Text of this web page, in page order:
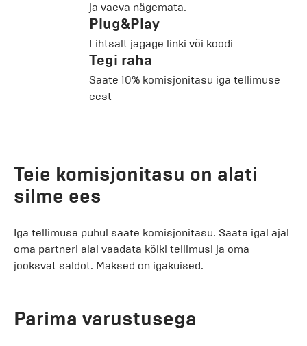
ja vaeva nägemata.
Plug&Play
Lihtsalt jagage linki või koodi
Tegi raha
Saate 10% komisjonitasu iga tellimuse
eest
Teie komisjonitasu on alati
silme ees
Iga tellimuse puhul saate komisjonitasu. Saate igal ajal
oma partneri alal vaadata kõiki tellimusi ja oma
jooksvat saldot. Maksed on igakuised.
Parima varustusega